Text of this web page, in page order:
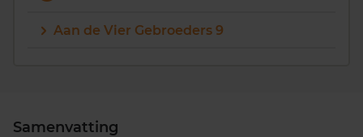
Aan de Vier Gebroeders 9
Samenvatting